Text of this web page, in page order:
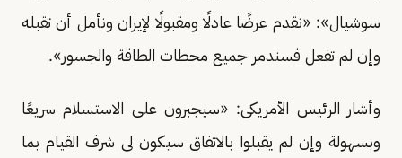
سوشيال»: «نقدم عرضًا عادلًا ومقبولًا لإيران ونأمل أن تقبله
وإن لم تفعل فسندمر جميع محطات الطاقة والجسور».
وأشار الرئيس الأمريكى: «سيجبرون على الاستسلام سريعًا
وبسهولة وإن لم يقبلوا بالاتفاق سيكون لى شرف القيام بما